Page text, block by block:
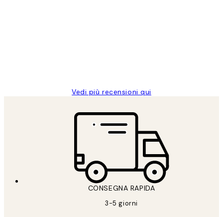
Vedi più recensioni qui
CONSEGNA RAPIDA
3-5 giorni